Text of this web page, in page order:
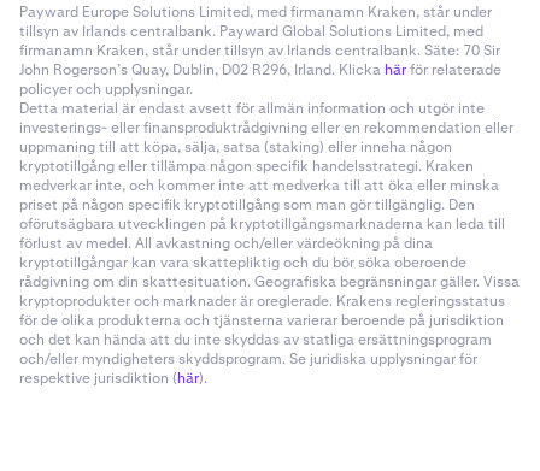
Payward Europe Solutions Limited, med firmanamn Kraken, står under
tillsyn av Irlands centralbank. Payward Global Solutions Limited, med
firmanamn Kraken, står under tillsyn av Irlands centralbank. Säte: 70 Sir
John Rogerson’s Quay, Dublin, D02 R296, Irland. Klicka härför relaterade
policyer och upplysningar.
Detta material är endast avsett för allmän information och utgör inte
investerings- eller finansproduktrådgivning eller en rekommendation eller
uppmaning till att köpa, sälja, satsa (staking) eller inneha någon
kryptotillgång eller tillämpa någon specifik handelsstrategi. Kraken
medverkar inte, och kommer inte att medverka till att öka eller minska
priset på någon specifik kryptotillgång som man gör tillgänglig. Den
oförutsägbara utvecklingen på kryptotillgångsmarknaderna kan leda till
förlust av medel. All avkastning och/eller värdeökning på dina
kryptotillgångar kan vara skattepliktig och du bör söka oberoende
rådgivning om din skattesituation. Geografiska begränsningar gäller. Vissa
kryptoprodukter och marknader är oreglerade. Krakens regleringsstatus
för de olika produkterna och tjänsterna varierar beroende på jurisdiktion
och det kan hända att du inte skyddas av statliga ersättningsprogram
och/eller myndigheters skyddsprogram. Se juridiska upplysningar för
respektive jurisdiktion (här).